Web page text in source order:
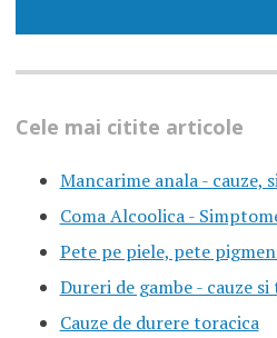
Cele mai citite articole
Mancarime anala -
Coma Alcoolica -
Pete pe piele, pete
Dureri de gambe - cauze
Cauze de durere toracica